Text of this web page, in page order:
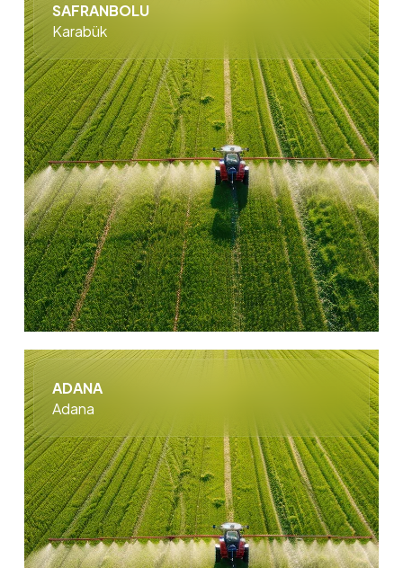
SAFRANBOLU
Karabük
ADANA
Adana